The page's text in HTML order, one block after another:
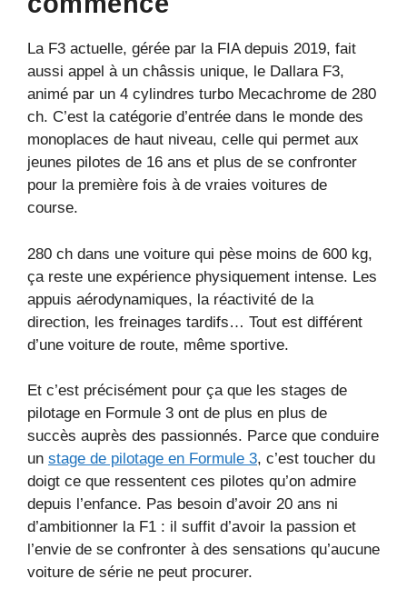
La F3 actuelle, gérée par la FIA depuis 2019, fait
aussi appel à un châssis unique, le Dallara F3,
animé par un 4 cylindres turbo Mecachrome de 280
ch. C’est la catégorie d’entrée dans le monde des
monoplaces de haut niveau, celle qui permet aux
jeunes pilotes de 16 ans et plus de se confronter
pour la première fois à de vraies voitures de
course.
280 ch dans une voiture qui pèse moins de 600 kg,
ça reste une expérience physiquement intense. Les
appuis aérodynamiques, la réactivité de la
direction, les freinages tardifs… Tout est différent
d’une voiture de route, même sportive.
Et c’est précisément pour ça que les stages de
pilotage en Formule 3 ont de plus en plus de
succès auprès des passionnés. Parce que conduire
un stage de pilotage en Formule 3, c’est toucher du
doigt ce que ressentent ces pilotes qu’on admire
depuis l’enfance. Pas besoin d’avoir 20 ans ni
d’ambitionner la F1 : il suffit d’avoir la passion et
l’envie de se confronter à des sensations qu’aucune
voiture de série ne peut procurer.